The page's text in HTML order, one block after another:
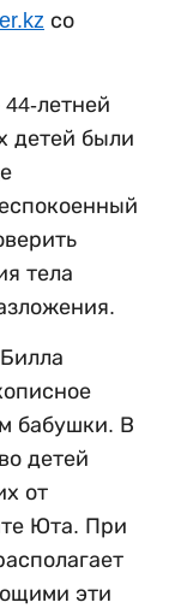
со
летней
детей были
тела
бабушки. В
детей
от
Юта. При
эти